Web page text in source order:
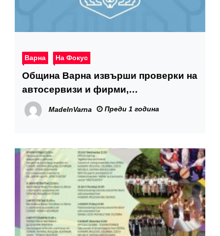
Варна На Фокус
Община Варна извърши проверки на
автосервизи и фирми,
транспортиращи строителни
отпадъци
MadeInVarna Преди 1 година